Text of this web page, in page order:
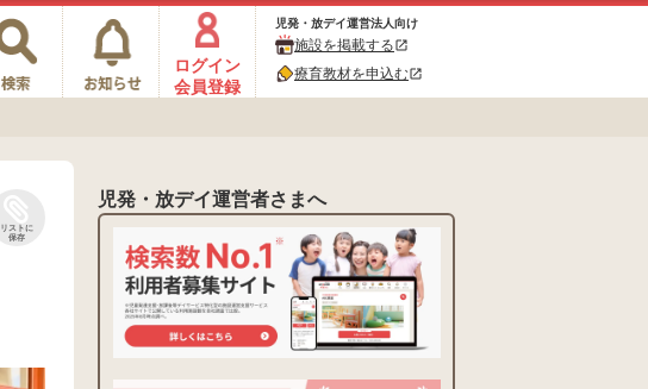
ログイン
会員登録
児発・放デイ運営法人向け
施設を掲載するopen_in_new
療育教材を申込むopen_in_new
リストに
保存
児発・放デイ運営者さまへ